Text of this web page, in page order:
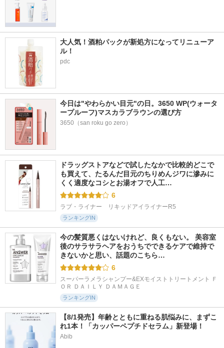
大人気！酒粕パックが新処方になってリニューア
ル！
pdc
今日は"やわらかい目元"の日。3650 WP(ウォータ
ープルーフ)マスカラブラウンの選び方
3650（san roku go zero）
ドラッグストアなどで試したなかで比較的どこで
も買えて、たるんだ目元のちりめんジワに滲みに
くく適度なコシとお湯オフで人工…
6
ラブ・ライナー　リキッドアイライナーR5
ランキングIN
今の髪質悪くはないけれど、良くもない。 美容室
後のサラサラヘアをおうちでできるケアで維持で
きないかと思い、話題のこちら…
6
スーパーラメラシャンプー&EXモイストトリートメント Ｆ
ＯＲ ＤＡＩＬＹ ＤＡＭＡＧＥ
ランキングIN
【8/1発売】年齢とともに重ねる肌悩みに、まずこ
れ1本！「カッパーペプチドセラム」新登場！
Abib